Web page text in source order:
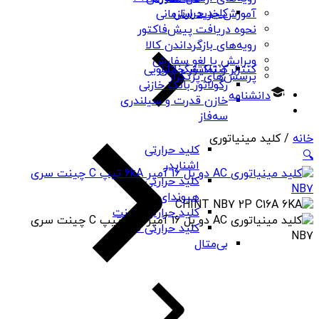
کلید حرارتی
کلید حرارتی
اشنایدر
کلید حرارتی
هیوندای
کلید حرارتی چینت
کلید حرارتی PNS
بی‌متال
کنتاکتور خازنی
رگولاتور بانک خازنی
خازن قدرت و سیلندری
سه‌فاز
کنترلر و نمایشگر تابلویی
آموزش خرید سازمانی
نحوه دریافت پیش‌فاکتور
رویه‌های بازگرداندن کالا
ویرایش یا لغو سفارش
پرسش‌های پرتکرار
دانشنامه
خانه / کلید مینیاتوری
🔍